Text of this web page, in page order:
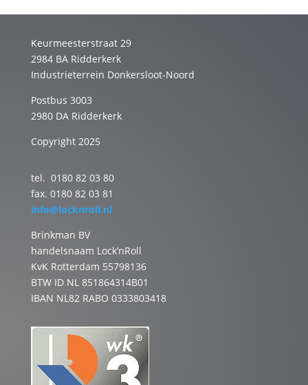
Keurmeesterstraat 29
2984 BA Ridderkerk
Industrieterrein Donkersloot-Noord
Postbus 3003
2980 DA Ridderkerk
Copyright 2025
tel. 0180 82 03 80
fax. 0180 82 03 81
info@locknroll.nl
Brinkman BV
handelsnaam Lock’nRoll
KvK Rotterdam 55798136
BTW ID NL 851864314B01
IBAN NL82 RABO 0333803418